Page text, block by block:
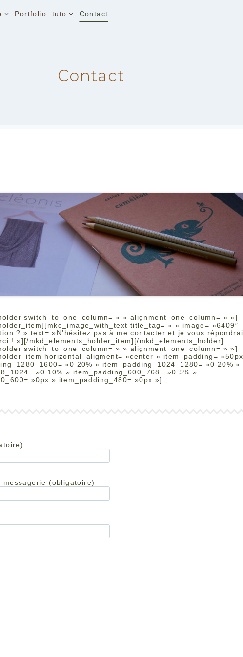
Portfolio tuto Contact
Contact
switch_to_one_column= » » alignment_one_column= » »]
title_tag= » » image= »6409″
? » text= »N’hésitez pas à me contacter et je vous répondrai
! »][/mkd_elements_holder_item][/mkd_elements_holder]
switch_to_one_column= » » alignment_one_column= » »]
horizontal_aligment= »center » item_padding= »50px
»0 20% » item_padding_1024_1280= »0 20% »
»0 10% » item_padding_600_768= »0 5% »
»0px » item_padding_480= »0px »]
messagerie (obligatoire)